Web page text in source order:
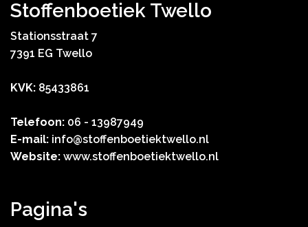
Stoffenboetiek Twello
Stationsstraat 7
7391 EG Twello
KVK: 85433861
Telefoon: 06 - 13987949
E-mail: info@stoffenboetiektwello.nl
Website: www.stoffenboetiektwello.nl
Pagina's